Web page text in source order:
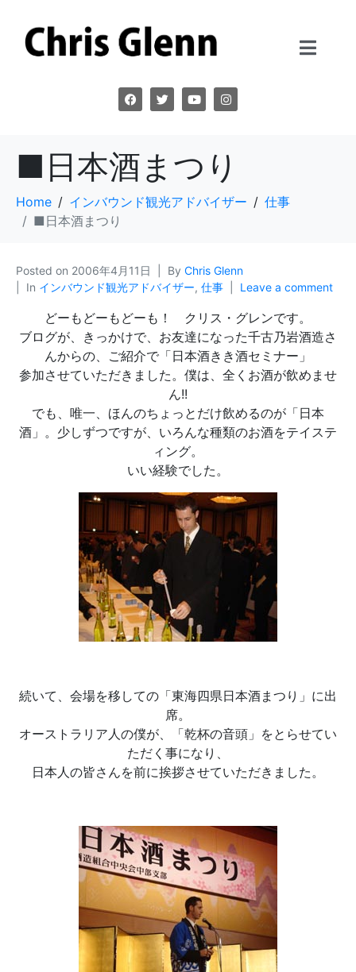
■日本酒まつり
Home インバウンド観光アドバイザー
仕事
■日本酒まつり
Posted on 2006年4月11日 By Chris Glenn
In インバウンド観光アドバイザー, 仕事 Leave a comment
どーもどーもどーも！ クリス・グレンです。
ブログが、きっかけで、お友達になった千古乃岩酒造さ
んからの、ご紹介で「日本酒きき酒セミナー」
参加させていただきました。僕は、全くお酒が飲めませ
ん!!
でも、唯一、ほんのちょっとだけ飲めるのが「日本
酒」。少しずつですが、いろんな種類のお酒をテイステ
ィング。
いい経験でした。
続いて、会場を移しての「東海四県日本酒まつり」に出
席。
オーストラリア人の僕が、「乾杯の音頭」をとらせてい
ただく事になり、
日本人の皆さんを前に挨拶させていただきました。